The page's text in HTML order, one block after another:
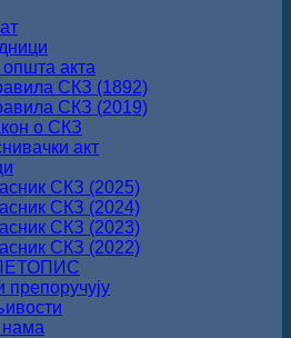
акта
СКЗ (1892)
СКЗ (2019)
о СКЗ
акт
СКЗ (2025)
СКЗ (2024)
СКЗ (2023)
СКЗ (2022)
препоручују
нама